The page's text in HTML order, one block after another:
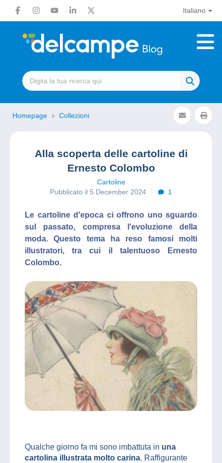
Italiano
Homepage Collezioni
Alla scoperta delle cartoline di
Ernesto Colombo
Cartoline
Pubblicato il 5 December 2024
1
Le cartoline d'epoca ci offrono uno sguardo
sul passato, compresa l'evoluzione della
moda. Questo tema ha reso famosi molti
illustratori, tra cui il talentuoso Ernesto
Colombo.
Qualche giorno fa mi sono imbattuta in una
cartolina illustrata molto carina. Raffigurante